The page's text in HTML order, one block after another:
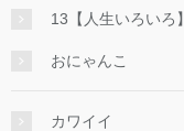
13【人生いろいろ】
おにゃんこ
カワイイ